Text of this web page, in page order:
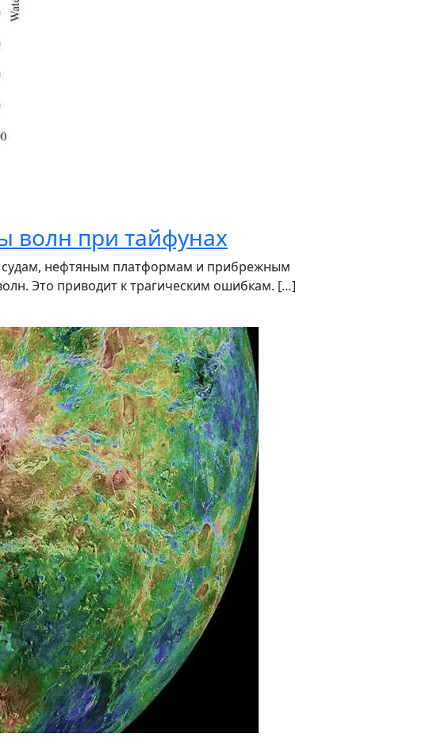
волн при тайфунах
судам, нефтяным платформам и прибрежным
Это приводит к трагическим ошибкам. […]